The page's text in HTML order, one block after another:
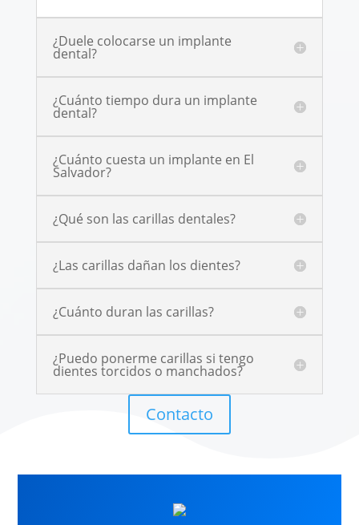
¿Duele colocarse un implante
dental?
¿Cuánto tiempo dura un implante
dental?
¿Cuánto cuesta un implante en El
Salvador?
¿Qué son las carillas dentales?
¿Las carillas dañan los dientes?
¿Cuánto duran las carillas?
¿Puedo ponerme carillas si tengo
dientes torcidos o manchados?
Contacto